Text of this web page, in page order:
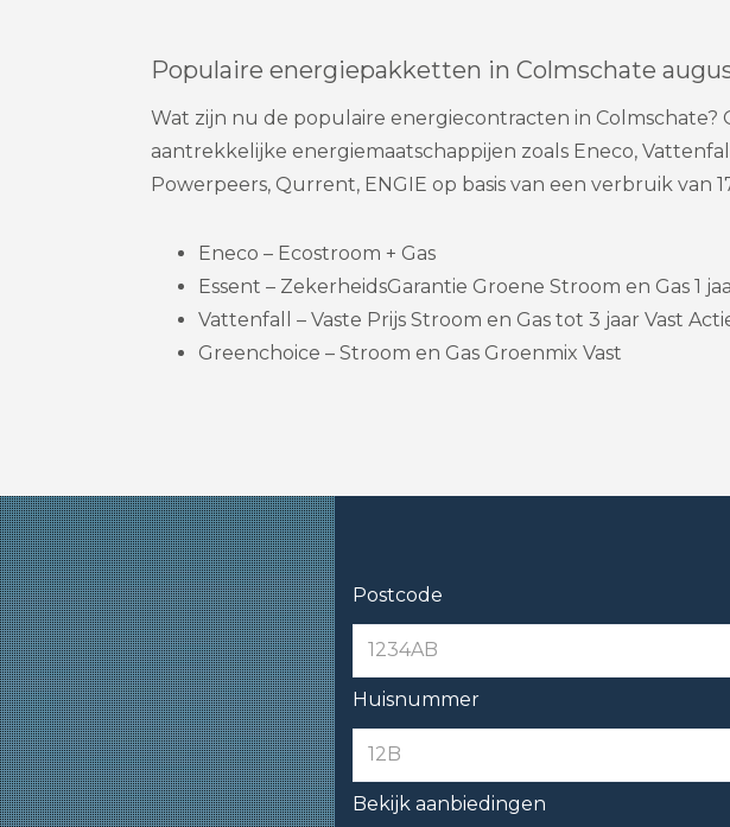
Populaire energiepakketten in Colmschate
Wat zijn nu de populaire energiecontracten in
aantrekkelijke energiemaatschappijen zoals Eneco,
Powerpeers, Qurrent, ENGIE op basis van een verbruik van
Eneco – Ecostroom + Gas
Essent – ZekerheidsGarantie Groene Stroom en Gas 1
Vattenfall – Vaste Prijs Stroom en Gas tot 3 jaar Vast
Greenchoice – Stroom en Gas Groenmix Vast
Postcode
Huisnummer
Bekijk aanbiedingen